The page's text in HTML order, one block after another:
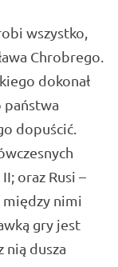
wszystko,
Chrobrego.
dokonał
państwa
dopuścić.
oraz Rusi –
między nimi
gry jest
nią dusza